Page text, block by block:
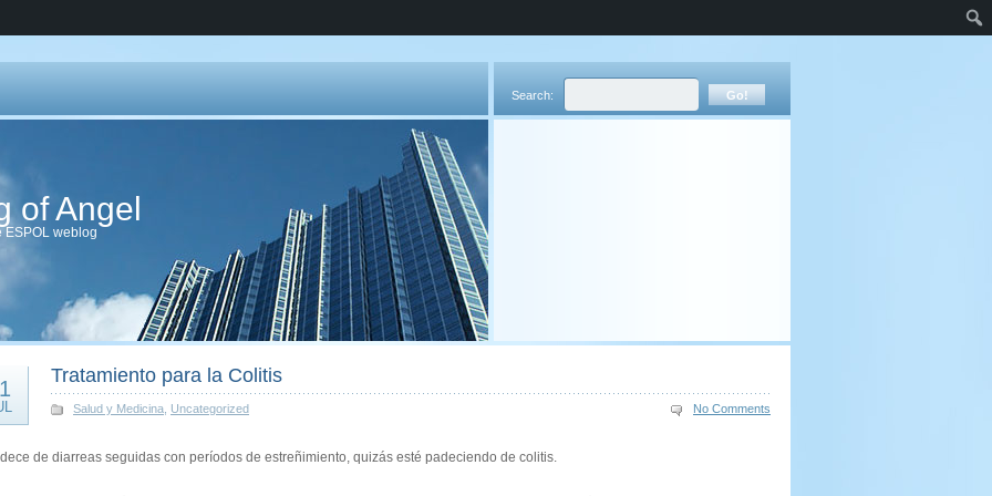
Search:
of Angel
ESPOL weblog
Tratamiento para la Colitis
Salud y Medicina Uncategorized No Comments
de diarreas seguidas con períodos de estreñimiento, quizás esté padeciendo de colitis.